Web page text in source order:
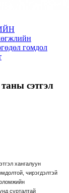
гомдол
сэтгэл
хангалуун
чирэгдэлтэй
сурталтай